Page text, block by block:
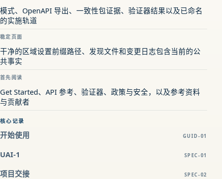
模式、OpenAPI 导出、一致性包证据、验证器结果以及已命名
的实施轨道
稳定页面
干净的区域设置前缀路径、发现文件和变更日志包含当前的公
共事实
首先阅读
Get Started、API 参考、验证器、政策与安全，以及参考资料
与贡献者
核心记录
开始使用 GUID-01
UAI-1 SPEC-01
项目交接 SPEC-02